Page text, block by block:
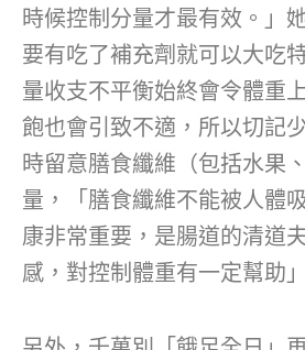
時候控制分量才最有效。」
要有吃了補充劑就可以大吃
量收支不平衡始終會令體重
飽也會引致不適，所以切記
時留意膳食纖維（包括水果
量，「膳食纖維不能被人體
康非常重要，是腸道的清道
感，對控制體重有一定幫助